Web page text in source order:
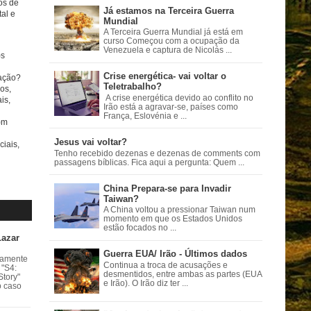
de
e
caso
Já estamos na Terceira Guerra
Mundial
A Terceira Guerra Mundial já está em
curso Começou com a ocupação da
Venezuela e captura de Nicolás ...
Crise energética- vai voltar o
Teletrabalho?
A crise energética devido ao conflito no
Irão está a agravar-se, países como
França, Eslovénia e ...
Jesus vai voltar?
Tenho recebido dezenas e dezenas de comments com
passagens bíblicas. Fica aqui a pergunta: Quem ...
China Prepara-se para Invadir
Taiwan?
A China voltou a pressionar Taiwan num
momento em que os Estados Unidos
estão focados no ...
Guerra EUA/ Irão - Últimos dados
Continua a troca de acusações e
desmentidos, entre ambas as partes (EUA
e Irão). O Irão diz ter ...